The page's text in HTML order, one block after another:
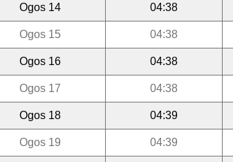
Ogos 14 04:38
Ogos 15 04:38
Ogos 16 04:38
Ogos 17 04:38
Ogos 18 04:39
Ogos 19 04:39